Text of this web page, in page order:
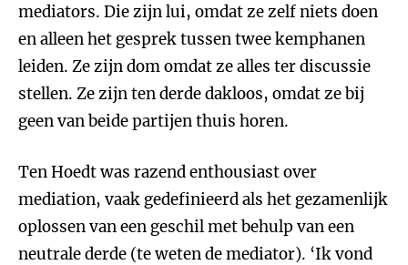
mediators. Die zijn lui, omdat ze zelf niets doen
en alleen het gesprek tussen twee kemphanen
leiden. Ze zijn dom omdat ze alles ter discussie
stellen. Ze zijn ten derde dakloos, omdat ze bij
geen van beide partijen thuis horen.
Ten Hoedt was razend enthousiast over
mediation, vaak gedefinieerd als het gezamenlijk
oplossen van een geschil met behulp van een
neutrale derde (te weten de mediator). ‘Ik vond